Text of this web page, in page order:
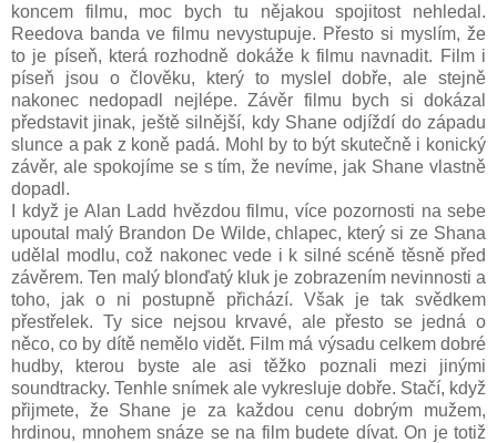
koncem filmu, moc bych tu nějakou spojitost nehledal.
Reedova banda ve filmu nevystupuje. Přesto si myslím, že
to je píseň, která rozhodně dokáže k filmu navnadit. Film i
píseň jsou o člověku, který to myslel dobře, ale stejně
nakonec nedopadl nejlépe. Závěr filmu bych si dokázal
představit jinak, ještě silnější, kdy Shane odjíždí do západu
slunce a pak z koně padá. Mohl by to být skutečně i konický
závěr, ale spokojíme se s tím, že nevíme, jak Shane vlastně
dopadl.
I když je Alan Ladd hvězdou filmu, více pozornosti na sebe
upoutal malý Brandon De Wilde, chlapec, který si ze Shana
udělal modlu, což nakonec vede i k silné scéně těsně před
závěrem. Ten malý blonďatý kluk je zobrazením nevinnosti a
toho, jak o ni postupně přichází. Však je tak svědkem
přestřelek. Ty sice nejsou krvavé, ale přesto se jedná o
něco, co by dítě nemělo vidět. Film má výsadu celkem dobré
hudby, kterou byste ale asi těžko poznali mezi jinými
soundtracky. Tenhle snímek ale vykresluje dobře. Stačí, když
přijmete, že Shane je za každou cenu dobrým mužem,
hrdinou, mnohem snáze se na film budete dívat. On je totiž